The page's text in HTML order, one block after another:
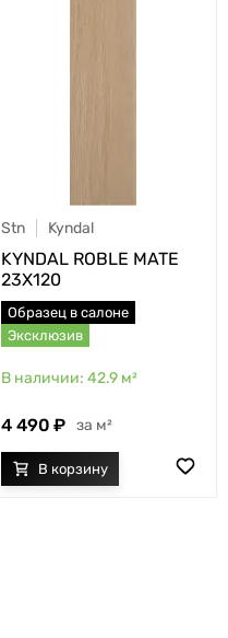
Stn Kyndal
KYNDAL ROBLE MATE
23X120
Образец в салоне
Эксклюзив
42.9 м²
4 490 м²